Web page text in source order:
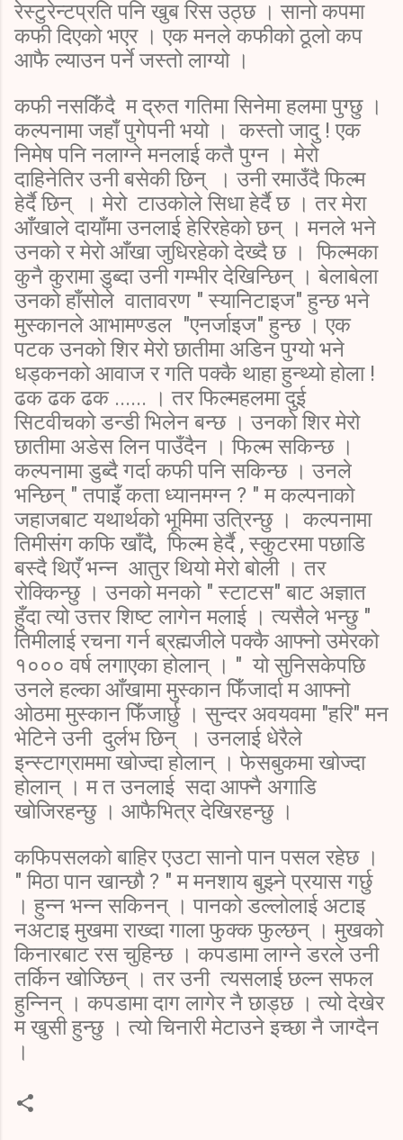
रेस्टुरेन्टप्रति पनि खुब रिस उठ्छ । सानो कपमा
कफी दिएको भएर । एक मनले कफीको ठूलो कप
आफै ल्याउन पर्ने जस्तो लाग्यो ।
कफी नसकिँदै म द्रुत गतिमा सिनेमा हलमा पुग्छु ।
कल्पनामा जहाँ पुगेपनी भयो । कस्तो जादु ! एक
निमेष पनि नलाग्ने मनलाई कतै पुग्न । मेरो
दाहिनेतिर उनी बसेकी छिन् । उनी रमाउँदै फिल्म
हेर्दै छिन् । मेरो टाउकोले सिधा हेर्दै छ । तर मेरा
आँखाले दायाँमा उनलाई हेरिरहेको छन् । मनले भने
उनको र मेरो आँखा जुधिरहेको देख्दै छ । फिल्मका
कुनै कुरामा डुब्दा उनी गम्भीर देखिन्छिन् । बेलाबेला
उनको हाँसोले वातावरण " स्यानिटाइज" हुन्छ भने
मुस्कानले आभामण्डल "एनर्जाइज" हुन्छ । एक
पटक उनको शिर मेरो छातीमा अडिन पुग्यो भने
धड्कनको आवाज र गति पक्कै थाहा हुन्थ्यो होला !
ढक ढक ढक ...... । तर फिल्महलमा दुई
सिटवीचको डन्डी भिलेन बन्छ । उनको शिर मेरो
छातीमा अडेस लिन पाउँदैन । फिल्म सकिन्छ ।
कल्पनामा डुब्दै गर्दा कफी पनि सकिन्छ । उनले
भन्छिन् " तपाइँ कता ध्यानमग्न ? " म कल्पनाको
जहाजबाट यथार्थको भूमिमा उत्रिन्छु । कल्पनामा
तिमीसंग कफि खाँदै, फिल्म हेर्दै , स्कुटरमा पछाडि
बस्दै थिएँ भन्न आतुर थियो मेरो बोली । तर
रोक्किन्छु । उनको मनको " स्टाटस" बाट अज्ञात
हुँदा त्यो उत्तर शिष्ट लागेन मलाई । त्यसैले भन्छु "
तिमीलाई रचना गर्न ब्रह्मजीले पक्कै आफ्नो उमेरको
१००० वर्ष लगाएका होलान् । " यो सुनिसकेपछि
उनले हल्का आँखामा मुस्कान फिँजार्दा म आफ्नो
ओठमा मुस्कान फिँजार्छु । सुन्दर अवयवमा "हरि" मन
भेटिने उनी दुर्लभ छिन् । उनलाई धेरैले
इन्स्टाग्राममा खोज्दा होलान् । फेसबुकमा खोज्दा
होलान् । म त उनलाई सदा आफ्नै अगाडि
खोजिरहन्छु । आफैभित्र देखिरहन्छु ।
कफिपसलको बाहिर एउटा सानो पान पसल रहेछ ।
" मिठा पान खान्छौ ? " म मनशाय बुझ्ने प्रयास गर्छु
। हुन्न भन्न सकिनन् । पानको डल्लोलाई अटाइ
नअटाइ मुखमा राख्दा गाला फुक्क फुल्छन् । मुखको
किनारबाट रस चुहिन्छ । कपडामा लाग्ने डरले उनी
तर्किन खोज्छिन् । तर उनी त्यसलाई छल्न सफल
हुन्निन् । कपडामा दाग लागेर नै छाड्छ । त्यो देखेर
म खुसी हुन्छु । त्यो चिनारी मेटाउने इच्छा नै जाग्दैन
।